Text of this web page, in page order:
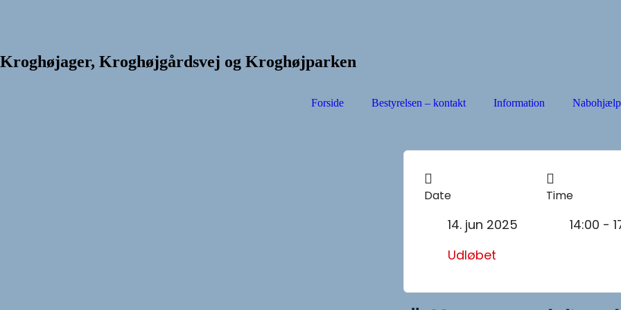
Kroghøjager, Kroghøjgårdsvej og Kroghøjparken
Forside Bestyrelsen – kontakt Information Nabohjælp
Date
14. jun 2025
Udløbet
Time
14:00 -